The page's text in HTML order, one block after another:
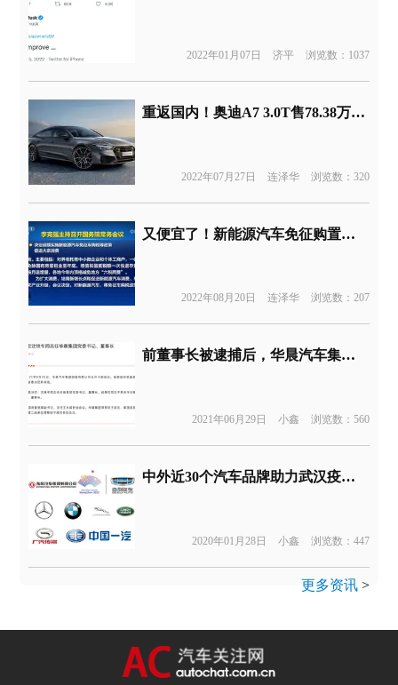
2022年01月07日 济平 浏览数：1037
重返国内！奥迪A7 3.0T售78.38万元，网友：再不回来A7不用卖了
2022年07月27日 连泽华 浏览数：320
又便宜了！新能源汽车免征购置税将延至2023年底
2022年08月20日 连泽华 浏览数：207
前董事长被逮捕后，华晨汽车集团再换掌门人
2021年06月29日 小鑫 浏览数：560
中外近30个汽车品牌助力武汉疫情，共同抗击2020年“不速之客”
2020年01月28日 小鑫 浏览数：447
更多资讯>